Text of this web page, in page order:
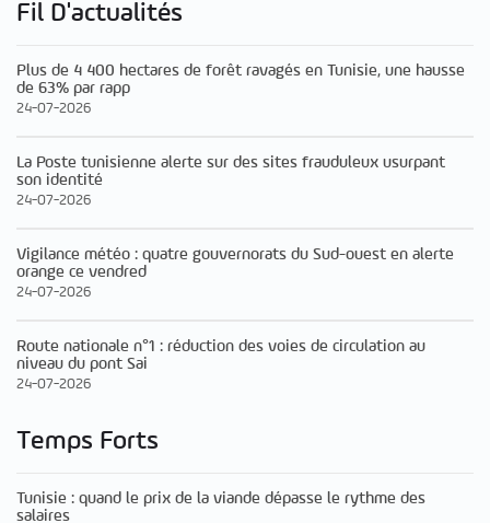
Fil D'actualités
Plus de 4 400 hectares de forêt ravagés en Tunisie, une hausse
de 63% par rapp
24-07-2026
La Poste tunisienne alerte sur des sites frauduleux usurpant
son identité
24-07-2026
Vigilance météo : quatre gouvernorats du Sud-ouest en alerte
orange ce vendred
24-07-2026
Route nationale n°1 : réduction des voies de circulation au
niveau du pont Sai
24-07-2026
Temps Forts
Tunisie : quand le prix de la viande dépasse le rythme des
salaires